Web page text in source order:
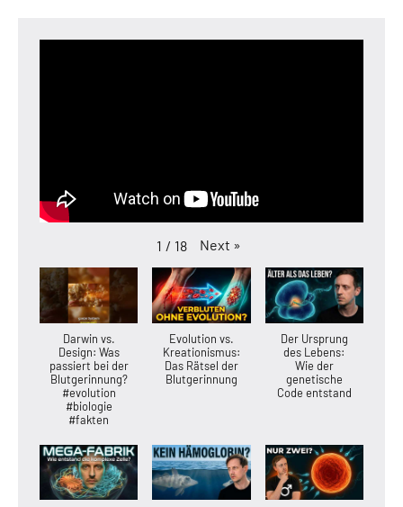
1 / 18 Next »
Darwin vs.
Design: Was
passiert bei der
Blutgerinnung?
#evolution
#biologie
#fakten
Evolution vs.
Kreationismus:
Das Rätsel der
Blutgerinnung
Der Ursprung
des Lebens:
Wie der
genetische
Code entstand